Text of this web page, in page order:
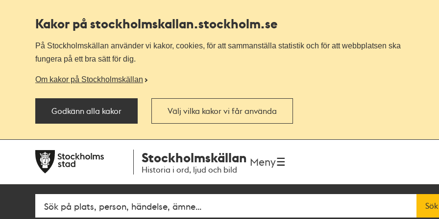
Kakor på stockholmskallan.stockholm.se
På Stockholmskällan använder vi kakor, cookies, för att sammanställa statistik och för att webbplatsen ska
fungera på ett bra sätt för dig.
Om kakor på Stockholmskällan
Godkänn alla kakor Välj vilka kakor vi får använda
navigationen
huvudinnehållet
Stockholmskällan
Historia i ord, ljud och bild
Meny
Fritextsök Sök